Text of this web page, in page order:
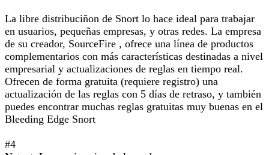
La libre distribuciñon de Snort lo hace ideal para trabajar
en usuarios, pequeñas empresas, y otras redes. La empresa
de su creador, SourceFire , ofrece una línea de productos
complementarios con más características destinadas a nivel
empresarial y actualizaciones de reglas en tiempo real.
Ofrecen de forma gratuita (requiere registro) una
actualización de las reglas con 5 días de retraso, y también
puedes encontrar muchas reglas gratuitas muy buenas en el
Bleeding Edge Snort
#4